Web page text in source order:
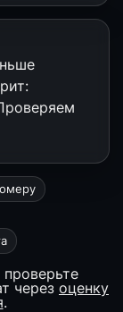
проверьте
через оценку
.